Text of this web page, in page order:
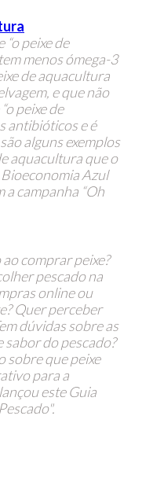
peixe de
menos ómega-3
de aquacultura
e que não
peixe de
antibióticos e é
alguns exemplos
aquacultura que o
Azul
a campanha “Oh
comprar peixe?
pescado na
online ou
Quer perceber
dúvidas sobre as
sabor do pescado?
sobre que peixe
para a
este Guia